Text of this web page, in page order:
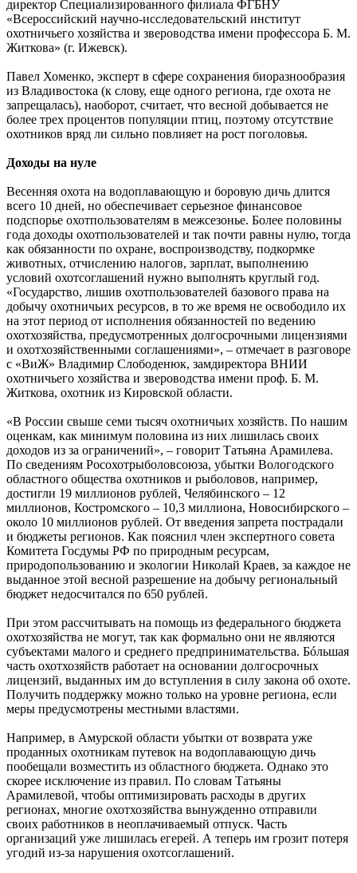
директор Специализированного филиала ФГБНУ
«Всероссийский научно-исследовательский институт
охотничьего хозяйства и звероводства имени профессора Б. М.
Житкова» (г. Ижевск).
Павел Хоменко, эксперт в сфере сохранения биоразнообразия
из Владивостока (к слову, еще одного региона, где охота не
запрещалась), наоборот, считает, что весной добывается не
более трех процентов популяции птиц, поэтому отсутствие
охотников вряд ли сильно повлияет на рост поголовья.
Доходы на нуле
Весенняя охота на водоплавающую и боровую дичь длится
всего 10 дней, но обеспечивает серьезное финансовое
подспорье охотпользователям в межсезонье. Более половины
года доходы охотпользователей и так почти равны нулю, тогда
как обязанности по охране, воспроизводству, подкормке
животных, отчислению налогов, зарплат, выполнению
условий охотсоглашений нужно выполнять круглый год.
«Государство, лишив охотпользователей базового права на
добычу охотничьих ресурсов, в то же время не освободило их
на этот период от исполнения обязанностей по ведению
охотхозяйства, предусмотренных долгосрочными лицензиями
и охотхозяйственными соглашениями», – отмечает в разговоре
с «ВиЖ» Владимир Слободенюк, замдиректора ВНИИ
охотничьего хозяйства и звероводства имени проф. Б. М.
Житкова, охотник из Кировской области.
«В России свыше семи тысяч охотничьих хозяйств. По нашим
оценкам, как минимум половина из них лишилась своих
доходов из за ограничений», – говорит Татьяна Арамилева.
По сведениям Росохотрыболовсоюза, убытки Вологодского
областного общества охотников и рыболовов, например,
достигли 19 миллионов рублей, Челябинского – 12
миллионов, Костромского – 10,3 миллиона, Новосибирского –
около 10 миллионов рублей. От введения запрета пострадали
и бюджеты регионов. Как пояснил член экспертного совета
Комитета Госдумы РФ по природным ресурсам,
природопользованию и экологии Николай Краев, за каждое не
выданное этой весной разрешение на добычу региональный
бюджет недосчитался по 650 рублей.
При этом рассчитывать на помощь из федерального бюджета
охотхозяйства не могут, так как формально они не являются
субъектами малого и среднего предпринимательства. Бóльшая
часть охотхозяйств работает на основании долгосрочных
лицензий, выданных им до вступления в силу закона об охоте.
Получить поддержку можно только на уровне региона, если
меры предусмотрены местными властями.
Например, в Амурской области убытки от возврата уже
проданных охотникам путевок на водоплавающую дичь
пообещали возместить из областного бюджета. Однако это
скорее исключение из правил. По словам Татьяны
Арамилевой, чтобы оптимизировать расходы в других
регионах, многие охотхозяйства вынужденно отправили
своих работников в неоплачиваемый отпуск. Часть
организаций уже лишилась егерей. А теперь им грозит потеря
угодий из-за нарушения охотсоглашений.